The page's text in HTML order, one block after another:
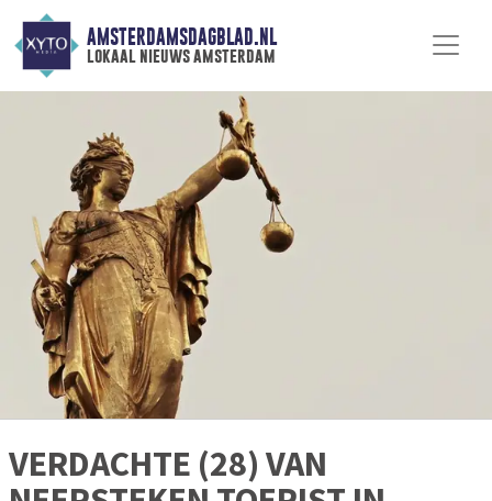
AMSTERDAMSDAGBLAD.NL
lokaal nieuws amsterdam
VERDACHTE (28) VAN